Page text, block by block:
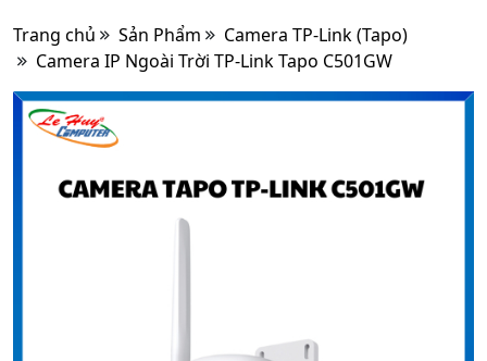
Trang chủ Sản Phẩm
Camera TP-Link (Tapo)
Camera IP Ngoài Trời TP-Link Tapo C501GW